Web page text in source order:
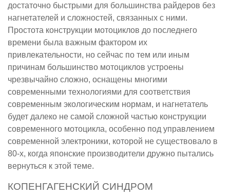
достаточно быстрыми для большинства райдеров без
нагнетателей и сложностей, связанных с ними.
Простота конструкции мотоциклов до последнего
времени была важным фактором их
привлекательности, но сейчас по тем или иным
причинам большинство мотоциклов устроены
чрезвычайно сложно, оснащены многими
современными технологиями для соответствия
современным экологическим нормам, и нагнетатель
будет далеко не самой сложной частью конструкции
современного мотоцикла, особенно под управлением
современной электроники, которой не существовало в
80-х, когда японские производители дружно пытались
вернуться к этой теме.
КОПЕНГАГЕНСКИЙ СИНДРОМ